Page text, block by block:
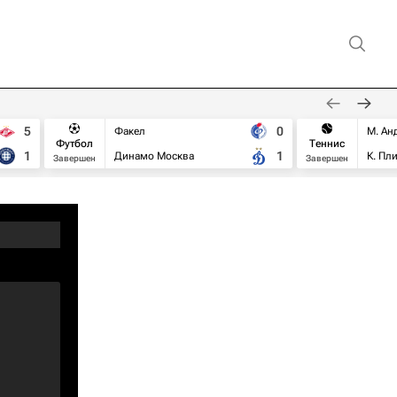
5
1
Футбол
Завершен
Факел
Динамо Москва
0
1
Теннис
Завершен
М.
К.